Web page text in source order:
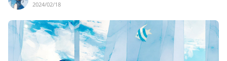
2024/02/18